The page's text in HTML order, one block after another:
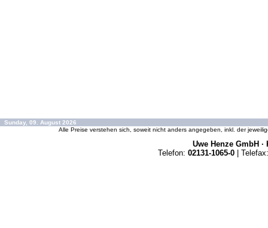
Sunday, 09. August 2026
Alle Preise verstehen sich, soweit nicht anders angegeben, inkl. der
Uwe Henze GmbH ·
Telefon: 02131-1065-0 | Telefax: